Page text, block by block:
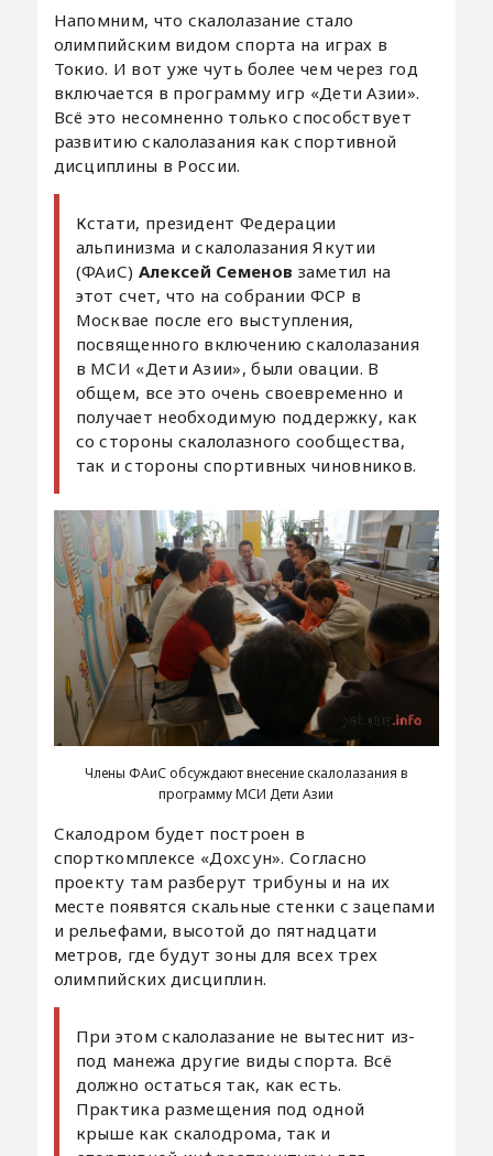
Напомним, что скалолазание стало
олимпийским видом спорта на играх в
Токио. И вот уже чуть более чем через год
включается в программу игр «Дети Азии».
Всё это несомненно только способствует
развитию скалолазания как спортивной
дисциплины в России.
Кстати, президент Федерации
альпинизма и скалолазания Якутии
(ФАиС) Алексей Семенов заметил на
этот счет, что на собрании ФСР в
Москвае после его выступления,
посвященного включению скалолазания
в МСИ «Дети Азии», были овации. В
общем, все это очень своевременно и
получает необходимую поддержку, как
со стороны скалолазного сообщества,
так и стороны спортивных чиновников.
Члены ФАиС обсуждают внесение скалолазания в
программу МСИ Дети Азии
Скалодром будет построен в
спорткомплексе «Дохсун». Согласно
проекту там разберут трибуны и на их
месте появятся скальные стенки с зацепами
и рельефами, высотой до пятнадцати
метров, где будут зоны для всех трех
олимпийских дисциплин.
При этом скалолазание не вытеснит из-
под манежа другие виды спорта. Всё
должно остаться так, как есть.
Практика размещения под одной
крыше как скалодрома, так и